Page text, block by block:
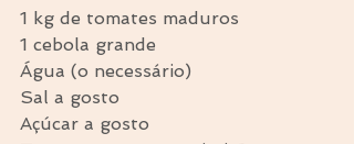
1 kg de tomates maduros
1 cebola grande
Água (o necessário)
Sal a gosto
Açúcar a gosto